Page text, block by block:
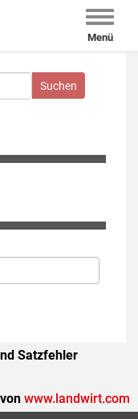
Toggle
Menü
Satzfehler
www.landwirt.com